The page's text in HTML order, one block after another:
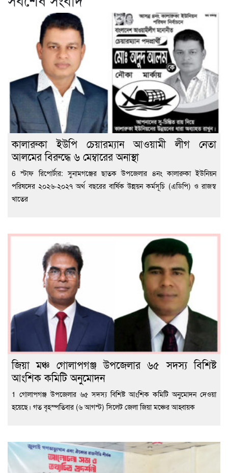
কালারুকা ইউপি চেয়ারম্যান আওয়ামী লীগ নেতা
আলমের বিরুদ্ধে ৬ মেম্বারের অনাস্থা
6 স্টাফ রিপোর্টার: সুনামগঞ্জের ছাতক উপজেলার ৪নং কালারুকা ইউনিয়ন
পরিষদের ২০২৬-২০২৭ অর্থ বছরের বার্ষিক উন্নয়ন কর্মসূচি (এডিপি) ও রাজস্ব
খাতের
জিয়া মঞ্চ গোলাপগঞ্জ উপজেলার ৬৫ সদস্য বিশিষ্ট
আংশিক কমিটি অনুমোদন
1 গোলাপগঞ্জ উপজেলার ৬৫ সদস্য বিশিষ্ট আংশিক কমিটি অনুমোদন দেওয়া
হয়েছে। গত বৃহস্পতিবার (৬ আগস্ট) সিলেট জেলা জিয়া মঞ্চের আহ্বায়ক